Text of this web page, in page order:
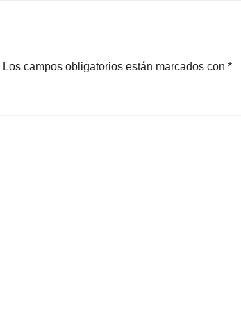
Los campos obligatorios están marcados con *